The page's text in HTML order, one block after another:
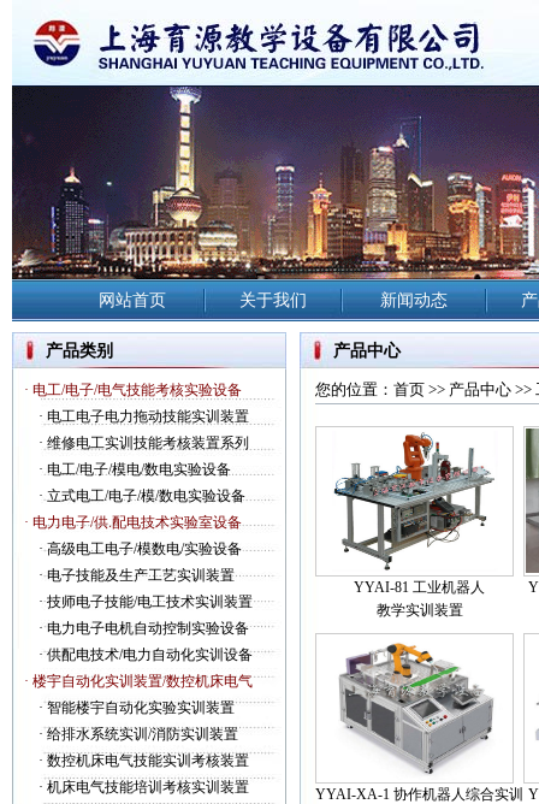
网站首页 关于我们 新闻动态
产品类别
· 电工/电子/电气技能考核实验设备
· 电工电子电力拖动技能实训装置
· 维修电工实训技能考核装置系列
· 电工/电子/模电/数电实验设备
·立式电工/电子/模/数电实验设备
· 电力电子/供.配电技术实验室设备
·高级电工电子/模数电/实验设备
·电子技能及生产工艺实训装置
·技师电子技能/电工技术实训装置
·电力电子电机自动控制实验设备
·供配电技术/电力自动化实训设备
· 楼宇自动化实训装置/数控机床电气
·智能楼宇自动化实验实训装置
· 给排水系统实训/消防实训装置
· 数控机床电气技能实训考核装置
· 机床电气技能培训考核实训装置
产品中心
您的位置： 首页 >> 产品中心 >>
YYAI-81 工业机器人
教学实训装置
YYAI-XA-1 协作机器人综合实训